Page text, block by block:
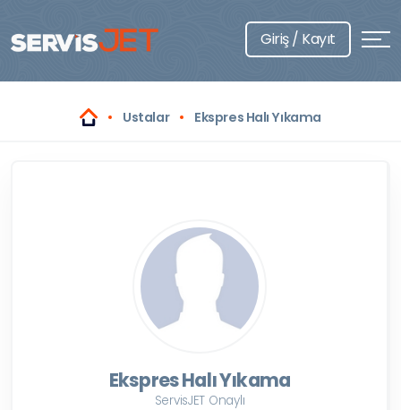
Giriş / Kayıt
Ustalar Ekspres Halı Yıkama
Ekspres Halı Yıkama
ServisJET Onaylı